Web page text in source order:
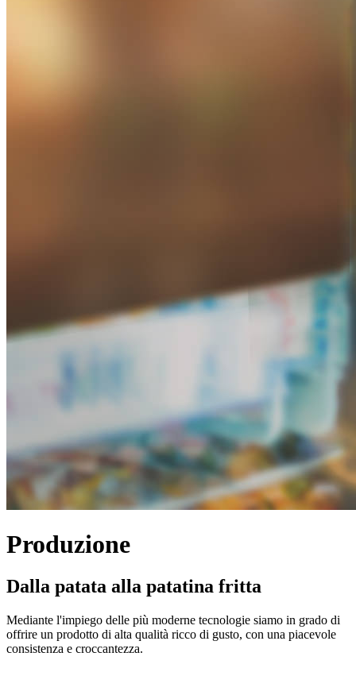
Produzione
Dalla patata alla patatina fritta
Mediante l'impiego delle più moderne tecnologie siamo in grado di
offrire un prodotto di alta qualità ricco di gusto, con una piacevole
consistenza e croccantezza.